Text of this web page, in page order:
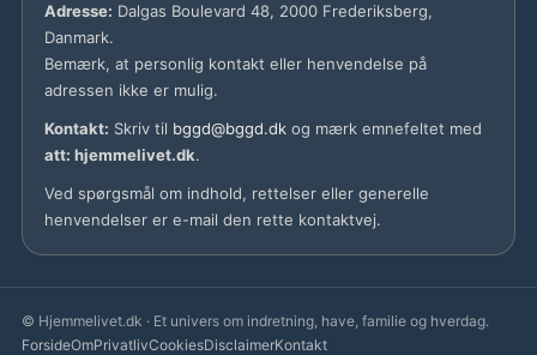
Adresse: Dalgas Boulevard 48, 2000 Frederiksberg,
Danmark.
Bemærk, at personlig kontakt eller henvendelse på
adressen ikke er mulig.
Kontakt: Skriv til bggd@bggd.dk og mærk emnefeltet med
att: hjemmelivet.dk.
Ved spørgsmål om indhold, rettelser eller generelle
henvendelser er e-mail den rette kontaktvej.
© Hjemmelivet.dk · Et univers om indretning, have, familie og hverdag.
ForsideOmPrivatlivCookiesDisclaimerKontakt